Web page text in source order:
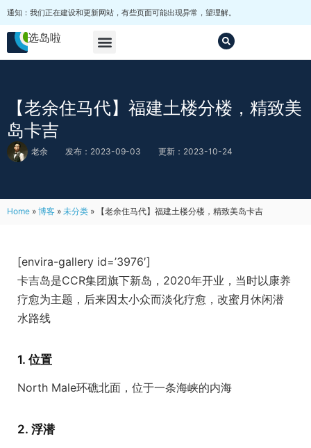
通知：我们正在建设和更新网站，有些页面可能出现异常，望理解。
选岛啦
【老余住马代】福建土楼分楼，精致美
岛卡吉
老余 发布：2023-09-03 更新：2023-10-24
Home » 博客 » 未分类 » 【老余住马代】福建土楼分楼，精致美岛卡吉
[envira-gallery id=’3976′]
卡吉岛是CCR集团旗下新岛，2020年开业，当时以康养
疗愈为主题，后来因太小众而淡化疗愈，改蜜月休闲潜
水路线
1. 位置
North Male环礁北面，位于一条海峡的内海
2. 浮潜